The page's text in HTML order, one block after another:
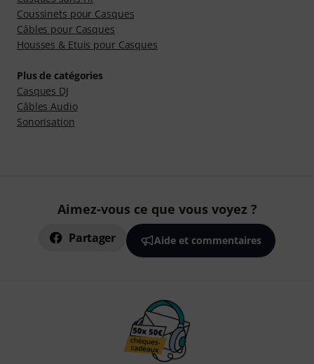
Coussinets pour Casques
Câbles pour Casques
Housses & Etuis pour Casques
Plus de catégories
Casques DJ
Câbles Audio
Sonorisation
Aimez-vous ce que vous voyez ?
Partager Aide et commentaires